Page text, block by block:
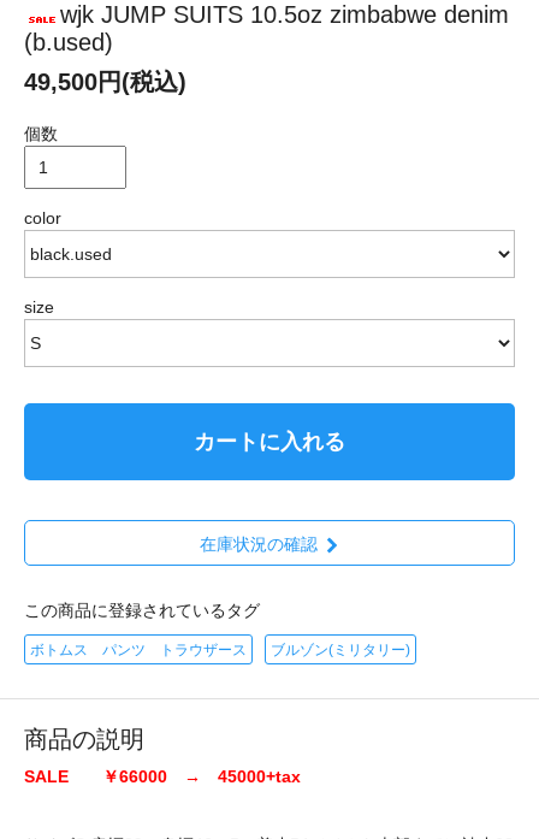
wjk JUMP SUITS 10.5oz zimbabwe denim
(b.used)
49,500円(税込)
個数
color
size
カートに入れる
在庫状況の確認
この商品に登録されているタグ
ボトムス パンツ トラウザース ブルゾン(ミリタリー)
商品の説明
SALE ￥66000 → 45000+tax